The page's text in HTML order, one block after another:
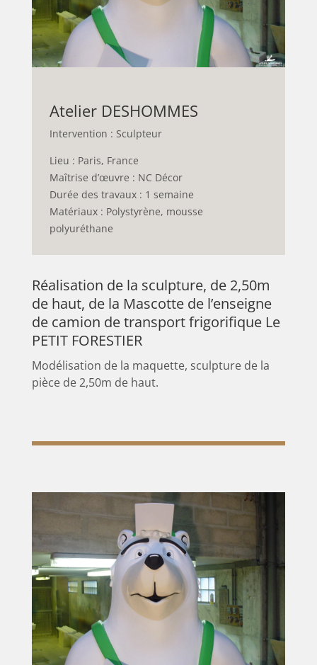
Atelier DESHOMMES
Intervention : Sculpteur
Lieu : Paris, France
Maîtrise d’œuvre : NC Décor
Durée des travaux : 1 semaine
Matériaux : Polystyrène, mousse
polyuréthane
Réalisation de la sculpture, de 2,50m
de haut, de la Mascotte de l’enseigne
de camion de transport frigorifique Le
PETIT FORESTIER
Modélisation de la maquette, sculpture de la
pièce de 2,50m de haut.